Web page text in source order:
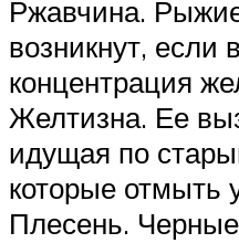
Ржавчина.
возникнут, если
концентрация
Желтизна. Ее
идущая по
которые отмыть
Плесень.